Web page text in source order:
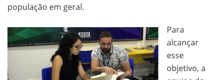
população em geral.
Para
alcançar
esse
objetivo, a